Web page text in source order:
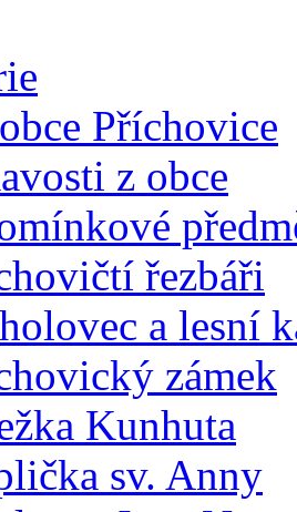
Příchovice
z obce
řezbáři
a lesní
zámek
Kunhuta
sv. Anny